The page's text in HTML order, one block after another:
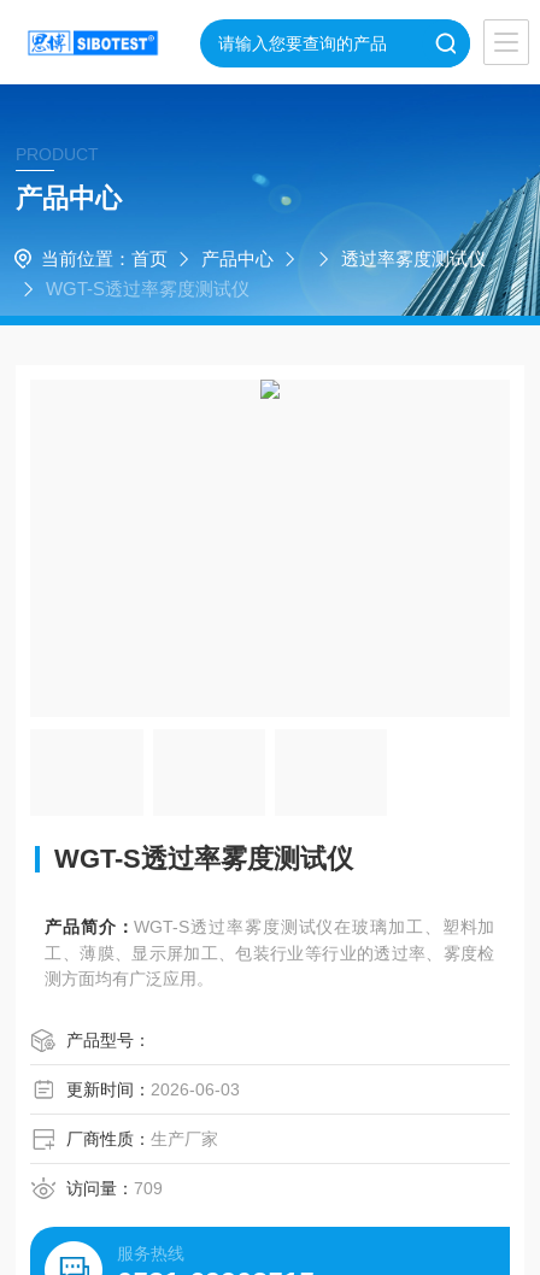
PRODUCT
产品中心
当前位置： 首页 产品中心
透过率雾度测试仪
WGT-S透过率雾度测试仪
WGT-S透过率雾度测试仪
产品简介：WGT-S透过率雾度测试仪在玻璃加工、塑料加
工、薄膜、显示屏加工、包装行业等行业的透过率、雾度检
测方面均有广泛应用。
产品型号：
更新时间： 2026-06-03
厂商性质：生产厂家
访问量：709
服务热线